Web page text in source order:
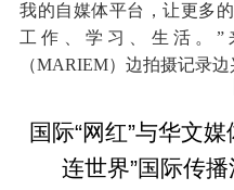
我的自媒体平台，让更多
工作、学习、生活。
（MARIEM）边拍摄记录边
国际“网红”与华文
连世界”国际传